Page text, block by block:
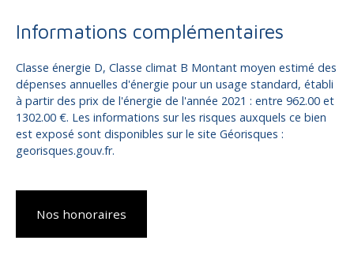
Informations complémentaires
Classe énergie D, Classe climat B Montant moyen estimé des
dépenses annuelles d'énergie pour un usage standard, établi
à partir des prix de l'énergie de l'année 2021 : entre 962.00 et
1302.00 €. Les informations sur les risques auxquels ce bien
est exposé sont disponibles sur le site Géorisques :
georisques.gouv.fr.
Nos honoraires